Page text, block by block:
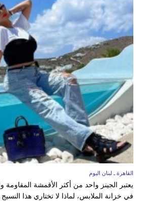
القاهرة ـ لبنان اليوم
يعتبر الجينز واحد من أكثر الأقمشة المقاومة
في خزانة الملابس، لماذا لا تختاري هذا